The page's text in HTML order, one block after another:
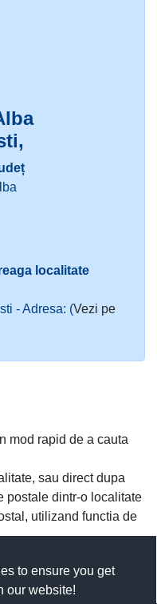
to ensure you get
our website!
localitate
- Adresa: (Vezi pe
mod rapid de a cauta
sau direct dupa
postale dintr-o localitate
utilizand functia de